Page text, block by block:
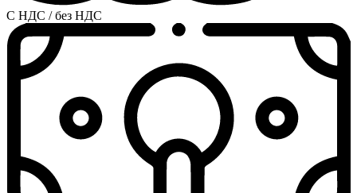
С НДС / без НДС